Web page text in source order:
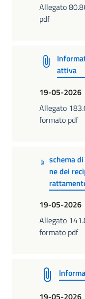
Allegato
pdf
attiva
19-05-2026
Allegato
formato pdf
schema
ne dei
19-05-2026
Allegato
formato pdf